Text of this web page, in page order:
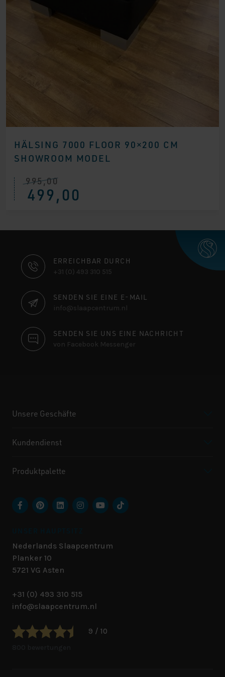
HÄLSING 7000 FLOOR 90×200 CM
SHOWROOM MODEL
995,00
Ursprünglicher
Preis
war:
499,00
Aktueller
Preis
KONTAKTINFORMATIONEN
ERREICHBAR DURCH
+31 (0) 493 310 515
SENDEN SIE EINE E-MAIL
info@slaapcentrum.nl
SENDEN SIE UNS EINE NACHRICHT
von Facebook Messenger
Unsere Geschäfte
Kundendienst
Produktpalette
Nederlands Slaapcentrum
Planker 10
5721 VG Asten
+31 (0) 493 310 515
info@slaapcentrum.nl
9 / 10